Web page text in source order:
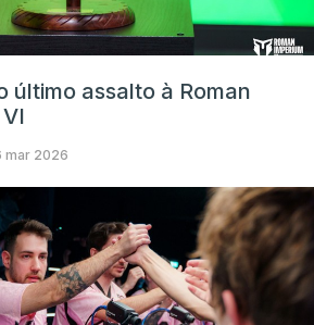
último assalto à Roman
mar 2026